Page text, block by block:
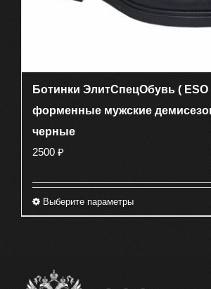
Ботинки ЭлитСпецОбувь ( ESO
форменные мужские
черные
2500 ₽
Выберите параметрыЭтот